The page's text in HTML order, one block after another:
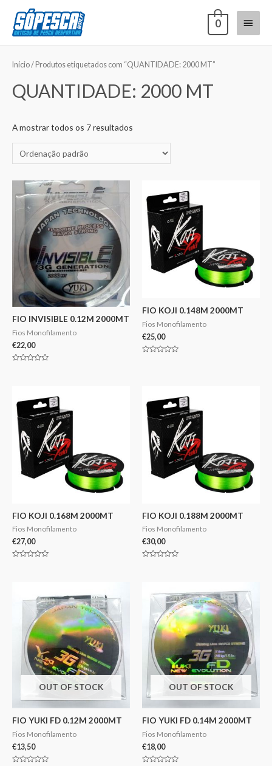
0
Início/ Produtos etiquetados com “QUANTIDADE: 2000 MT”
QUANTIDADE: 2000 MT
A mostrar todos os 7 resultados
FIO INVISIBLE 0.12M 2000MT
Fios Monofilamento
€22,00
FIO KOJI 0.148M 2000MT
Fios Monofilamento
€25,00
FIO KOJI 0.168M 2000MT
Fios Monofilamento
€27,00
FIO KOJI 0.188M 2000MT
Fios Monofilamento
€30,00
OUT OF STOCK
FIO YUKI FD 0.12M 2000MT
Fios Monofilamento
€13,50
OUT OF STOCK
FIO YUKI FD 0.14M 2000MT
Fios Monofilamento
€18,00